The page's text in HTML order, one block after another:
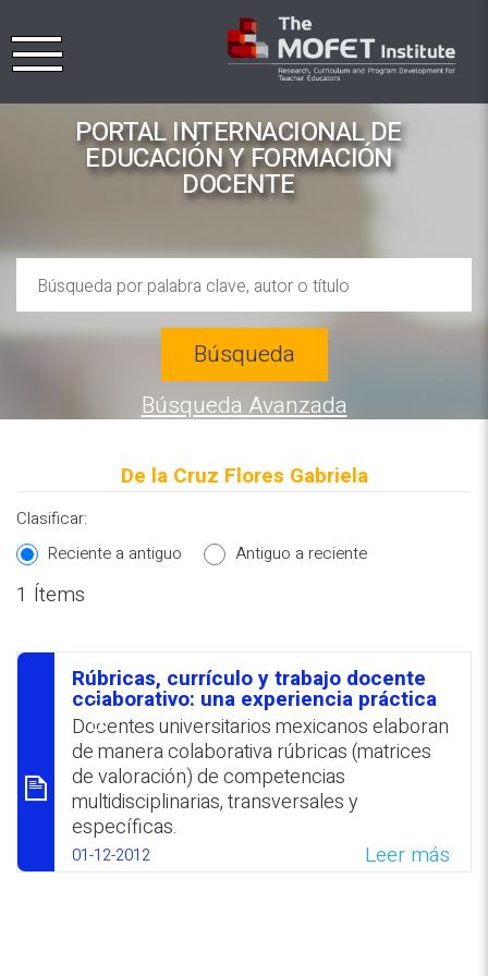
PORTAL INTERNACIONAL DE
EDUCACIÓN Y FORMACIÓN
DOCENTE
REPOSITORIO EN LÍNEA DE
CONTENIDOS ACADÉMICOS SOBRE
EDUCACIÓN Y FORMACIÓN DEL
PROFESORADO
Búsqueda
Búsqueda Avanzada
De la Cruz Flores Gabriela
Clasificar:
Reciente a antiguo
Antiguo a reciente
1 Ítems
סיכום
Rúbricas, currículo y trabajo docente
colaborativo: una experiencia práctica
Docentes universitarios mexicanos elaboran
de manera colaborativa rúbricas (matrices
de valoración) de competencias
multidisciplinarias, transversales y
específicas.
WhatsApp
Facebook
Twitter
Email
01-12-2012 Leer más